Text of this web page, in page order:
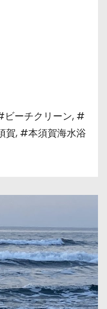
ビーチクリーン, #
賀, #本須賀海水浴